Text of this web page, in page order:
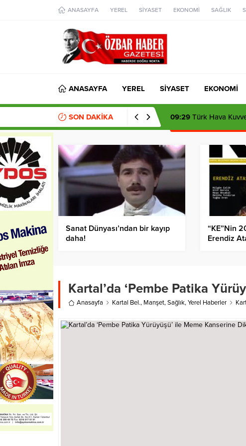
ANASAYFA YEREL SİYASET EKONOMİ SAĞLIK
ANASAYFA YEREL SİYASET EKONOMİ
SON DAKİKA 09:29 Türk Hava
Sanat Dünyası’ndan bir kayıp
daha!
“KE”Nin
Erendiz
Kartal’da ‘Pembe Patika
Anasayfa Kartal Bel., Manşet,Sağlık,Yerel Haberler